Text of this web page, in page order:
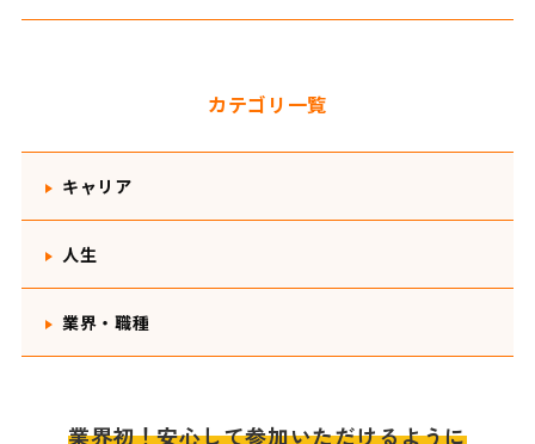
カテゴリ一覧
キャリア
人生
業界・職種
業界初！安心して参加いただけるように